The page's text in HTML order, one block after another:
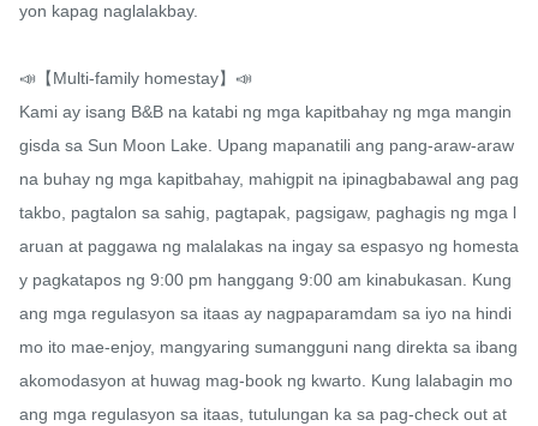
yon kapag naglalakbay.
📣【Multi-family homestay】📣
Kami ay isang B&B na katabi ng mga kapitbahay ng mga mangin
gisda sa Sun Moon Lake. Upang mapanatili ang pang-araw-araw
na buhay ng mga kapitbahay, mahigpit na ipinagbabawal ang pag
takbo, pagtalon sa sahig, pagtapak, pagsigaw, paghagis ng mga l
aruan at paggawa ng malalakas na ingay sa espasyo ng homesta
y pagkatapos ng 9:00 pm hanggang 9:00 am kinabukasan. Kung
ang mga regulasyon sa itaas ay nagpaparamdam sa iyo na hindi
mo ito mae-enjoy, mangyaring sumangguni nang direkta sa ibang
akomodasyon at huwag mag-book ng kwarto. Kung lalabagin mo
ang mga regulasyon sa itaas, tutulungan ka sa pag-check out at